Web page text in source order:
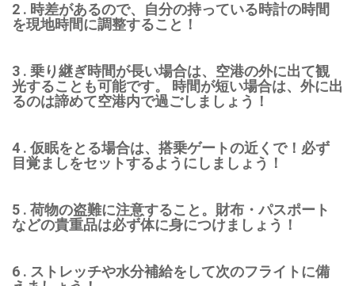
2 . 時差があるので、自分の持っている時計の時間
を現地時間に調整すること！
3 . 乗り継ぎ時間が長い場合は、空港の外に出て観
光することも可能です。 時間が短い場合は、外に出
るのは諦めて空港内で過ごしましょう！
4 . 仮眠をとる場合は、搭乗ゲートの近くで！必ず
目覚ましをセットするようにしましょう！
5 . 荷物の盗難に注意すること。財布・パスポート
などの貴重品は必ず体に身につけましょう！
6 . ストレッチや水分補給をして次のフライトに備